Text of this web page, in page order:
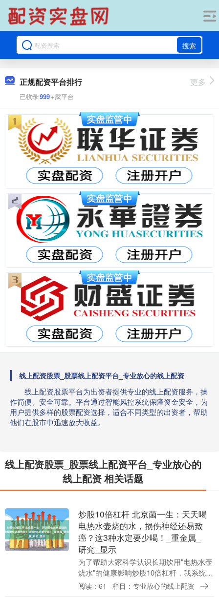
搜索
正规配资平台排行
已收录999+家平台
更多
线上配资股票_股票线上配资平台_专业放心的线上配资
线上配资股票平台为出资者提供专业的线上配资服务，操
作简便、安全可靠。平台通过智能风控系统保障资金安全，为
用户提供多样的股票配资选择，适合不同类型的出资者，帮助
他们在股市中迅速放大收益。
线上配资股票_股票线上配资平台_专业放心的
线上配资 相关话题
炒股10倍杠杆 北京菌一生：天天喝
电热水壶烧的水，损伤神经还易致
癌？这3种水定要少喝！_重金属_
研究_显示
为了帮助大家科学认识长期饮用"电热水壶
烧水"的健康影响炒股10倍杠杆，我系统梳
理了国内外权威研究资料，并咨询了多位
阅读：61 栏目：专业放心的线上配资